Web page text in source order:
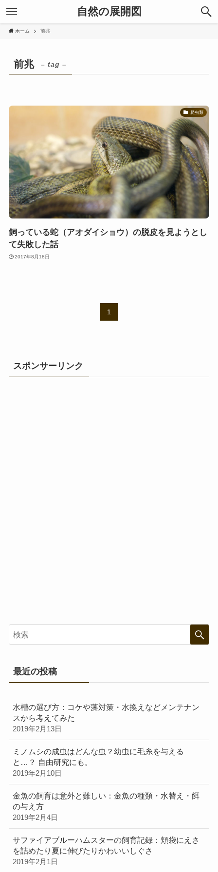
自然の展開図
ホーム 前兆
前兆 – tag –
爬虫類
飼っている蛇（アオダイショウ）の脱皮を見ようとし
て失敗した話
2017年8月18日
1
スポンサーリンク
最近の投稿
水槽の選び方：コケや藻対策・水換えなどメンテナン
スから考えてみた
2019年2月13日
ミノムシの成虫はどんな虫？幼虫に毛糸を与える
と…？ 自由研究にも。
2019年2月10日
金魚の飼育は意外と難しい：金魚の種類・水替え・餌
の与え方
2019年2月4日
サファイアブルーハムスターの飼育記録：頬袋にえさ
を詰めたり夏に伸びたりかわいいしぐさ
2019年2月1日